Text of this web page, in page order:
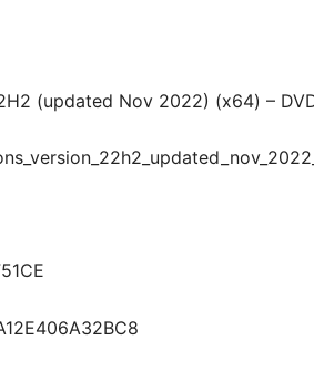
(updated Nov 2022) (x64) –